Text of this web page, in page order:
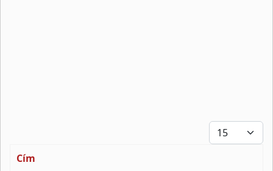
Tételek #
Cím